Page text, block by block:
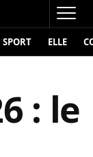
SPORT ELLE
: le